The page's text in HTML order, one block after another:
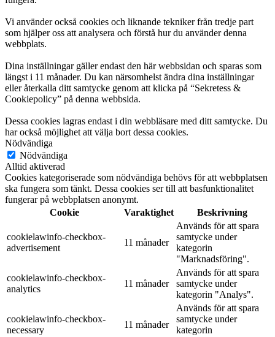
Vi använder också cookies och liknande tekniker från tredje part
som hjälper oss att analysera och förstå hur du använder denna
webbplats.
Dina inställningar gäller endast den här webbsidan och sparas som
längst i 11 månader. Du kan närsomhelst ändra dina inställningar
eller återkalla ditt samtycke genom att klicka på “Sekretess &
Cookiepolicy” på denna webbsida.
Dessa cookies lagras endast i din webbläsare med ditt samtycke. Du
har också möjlighet att välja bort dessa cookies.
Nödvändiga
Nödvändiga
Alltid aktiverad
Cookies kategoriserade som nödvändiga behövs för att webbplatsen
ska fungera som tänkt. Dessa cookies ser till att basfunktionalitet
fungerar på webbplatsen anonymt.
Cookie
Varaktighet Beskrivning
cookielawinfo-checkbox-
advertisement
11 månader
Används för att spara
samtycke under
kategorin
"Marknadsföring".
cookielawinfo-checkbox-
analytics
11 månader
Används för att spara
samtycke under
kategorin "Analys".
cookielawinfo-checkbox-
necessary
11 månader
Används för att spara
samtycke under
kategorin